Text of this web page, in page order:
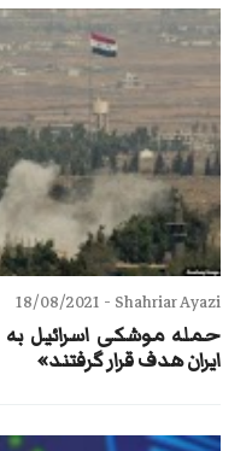
Shahriar Ayazi -
18/08/2021
حمله موشکی اسرائیل به
ایران هدف قرار گرفتند»